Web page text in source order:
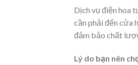
Dịch vụ điện hoa
cần phải đến cửa
đảm bảo chất
Lý do bạn nên